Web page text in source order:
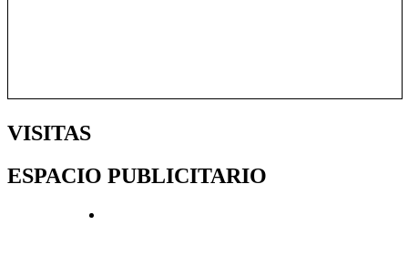
VISITAS
ESPACIO PUBLICITARIO